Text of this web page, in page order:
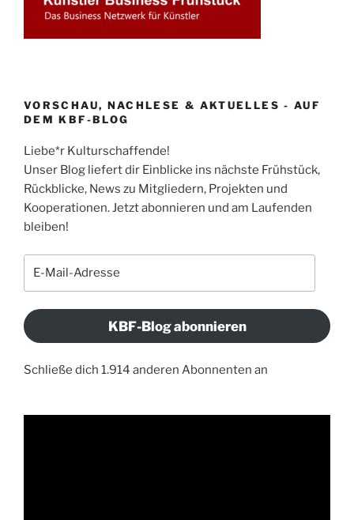
VORSCHAU, NACHLESE & AKTUELLES - AUF
DEM KBF-BLOG
Liebe*r Kulturschaffende!
Unser Blog liefert dir Einblicke ins nächste Frühstück,
Rückblicke, News zu Mitgliedern, Projekten und
Kooperationen. Jetzt abonnieren und am Laufenden
bleiben!
KBF-Blog abonnieren
Schließe dich 1.914 anderen Abonnenten an